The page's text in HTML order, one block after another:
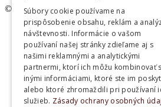
© www.lampoil.sk | Všetky práva
Ochrana osobných údajov
Cookies
Obchodné podmienky
Kontakt
Súbory cookie používame na
prispôsobenie obsahu, reklám a
návštevnosti. Informácie o vašom
používaní našej stránky zdieľame aj s
našimi reklamnými a analytickými
partnermi, ktorí ich môžu kombinovať s
inými informáciami, ktoré ste im
alebo ktoré zhromaždili pri používaní
služieb. Zásady ochrany osobných